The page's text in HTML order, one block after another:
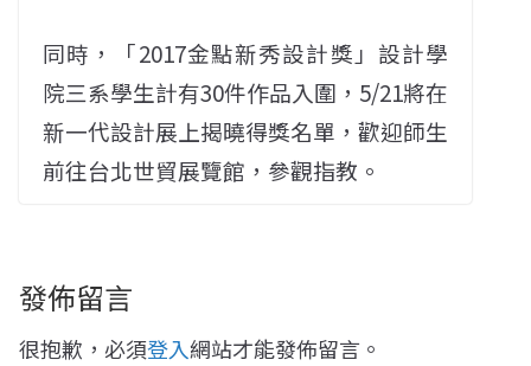
同時，「2017金點新秀設計獎」設計學
院三系學生計有30件作品入圍，5/21將在
新一代設計展上揭曉得獎名單，歡迎師生
前往台北世貿展覽館，參觀指教。
發佈留言
很抱歉，必須登入網站才能發佈留言。